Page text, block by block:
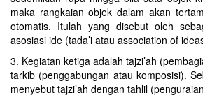
maka rangkaian objek dalam akan
otomatis. Itulah yang disebut oleh
asosiasi ide (tada’i atau association of
3. Kegiatan ketiga adalah tajzi’ah
tarkib (penggabungan atau komposisi).
menyebut tajzi’ah dengan tahlil